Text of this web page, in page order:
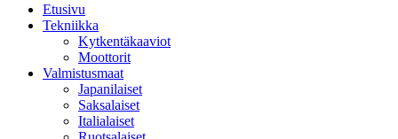
Etusivu
Tekniikka
Kytkentäkaaviot
Moottorit
Valmistusmaat
Japanilaiset
Saksalaiset
Italialaiset